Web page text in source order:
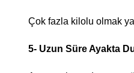
Çok fazla kilolu olmak
5- Uzun Süre Ayakta